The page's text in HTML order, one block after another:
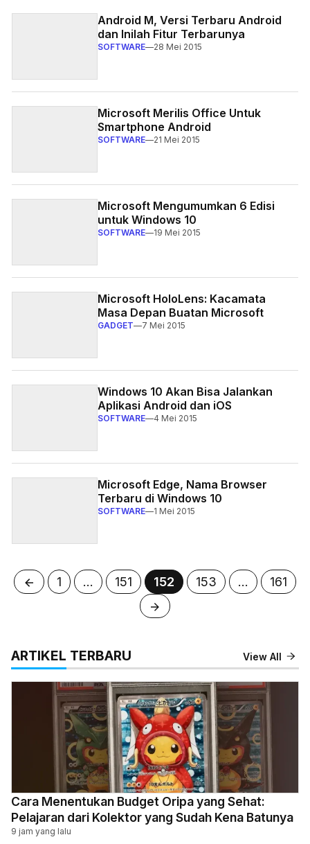
Android M, Versi Terbaru Android
dan Inilah Fitur Terbarunya
SOFTWARE—28 Mei 2015
Microsoft Merilis Office Untuk
Smartphone Android
SOFTWARE—21 Mei 2015
Microsoft Mengumumkan 6 Edisi
untuk Windows 10
SOFTWARE—19 Mei 2015
Microsoft HoloLens: Kacamata
Masa Depan Buatan Microsoft
GADGET—7 Mei 2015
Windows 10 Akan Bisa Jalankan
Aplikasi Android dan iOS
SOFTWARE—4 Mei 2015
Microsoft Edge, Nama Browser
Terbaru di Windows 10
SOFTWARE—1 Mei 2015
Halaman
1 … Halaman
151 Halaman
152 Halaman
153 … 161
ARTIKEL TERBARU View All
Cara Menentukan Budget Oripa yang Sehat:
Pelajaran dari Kolektor yang Sudah Kena Batunya
9 jam yang lalu